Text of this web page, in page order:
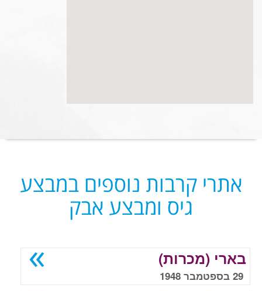
אתרי קרבות נוספים במבצע
גיס ומבצע אבק
בארי (מכרות)
29 בספטמבר 1948